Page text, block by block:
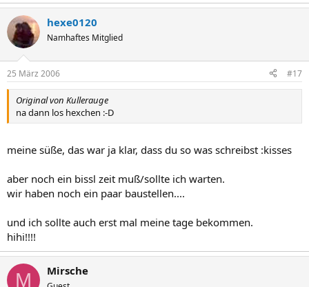
hexe0120
Namhaftes Mitglied
25 März 2006 #17
Original von Kullerauge
na dann los hexchen :-D
meine süße, das war ja klar, dass du so was schreibst :kisses
aber noch ein bissl zeit muß/sollte ich warten.
wir haben noch ein paar baustellen....
und ich sollte auch erst mal meine tage bekommen.
hihi!!!!
M Mirsche